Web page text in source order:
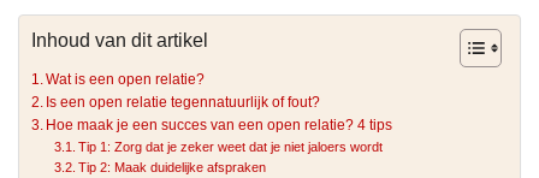
Inhoud van dit artikel
Wat is een open relatie?
Is een open relatie tegennatuurlijk of fout?
Hoe maak je een succes van een open relatie? 4 tips
Tip 1: Zorg dat je zeker weet dat je niet jaloers wordt
Tip 2: Maak duidelijke afspraken